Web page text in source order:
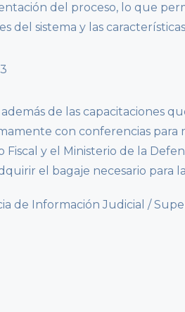
del proceso, lo que
del sistema y las
de las capacitaciones
con conferencias para
Fiscal y el Ministerio de la
el bagaje necesario para
de Información Judicial /